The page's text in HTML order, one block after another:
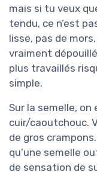
mais si tu veux
tendu, ce n’est
lisse, pas de
vraiment
plus travaillés
simple.
Sur la semelle, on
cuir/caoutchouc.
de gros
qu’une semelle
de sensation de